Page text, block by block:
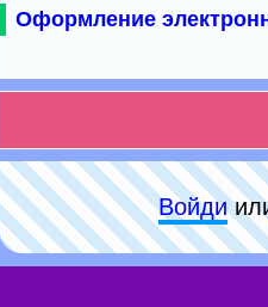
Оформление
Войди